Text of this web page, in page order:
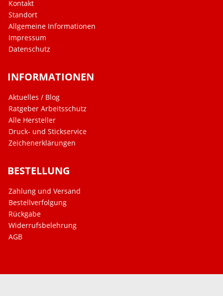
Kontakt
Standort
Allgemeine Informationen
Impressum
Datenschutz
INFORMATIONEN
Aktuelles / Blog
Ratgeber Arbeitsschutz
Alle Hersteller
Druck- und Stickservice
Zeichenerklärungen
BESTELLUNG
Zahlung und Versand
Bestellverfolgung
Rückgabe
Widerrufsbelehrung
AGB